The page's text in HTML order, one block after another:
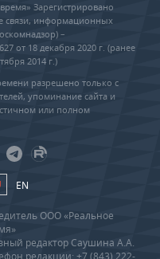
Зарегистрировано
связи, информационных
–
от 18 декабря 2020 г. (ранее
2014 г.)
разрешено только с
упоминание сайта и
или полном
EN
ООО «Реальное
редактор Саушина А.А.